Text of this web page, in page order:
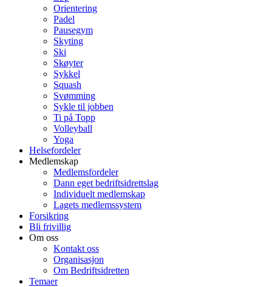
Orientering
Padel
Pausegym
Skyting
Ski
Skøyter
Sykkel
Squash
Svømming
Sykle til jobben
Ti på Topp
Volleyball
Yoga
Helsefordeler
Medlemskap
Medlemsfordeler
Dann eget bedriftsidrettslag
Individuelt medlemskap
Lagets medlemssystem
Forsikring
Bli frivillig
Om oss
Kontakt oss
Organisasjon
Om Bedriftsidretten
Temaer